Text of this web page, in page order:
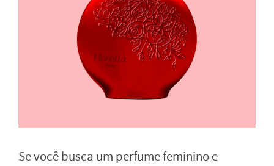
Se você busca um perfume feminino e